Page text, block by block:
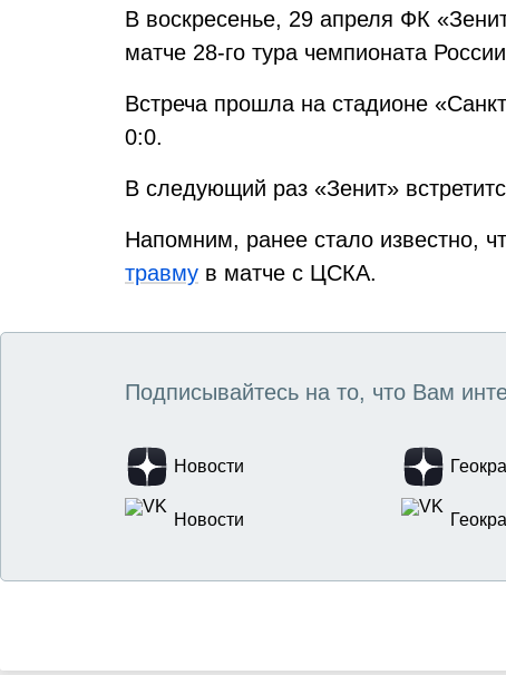
В воскресенье, 29 апреля ФК
матче 28-го тура чемпионата
Встреча прошла на стадионе
0:0.
В следующий раз «Зенит»
Напомним, ранее стало известно,
травму в матче с ЦСКА.
Подписывайтесь на то, что Вам
Новости
Новости